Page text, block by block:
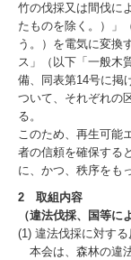
竹の伐採又は間伐に
たものを除く。）」
う。）を電気に変換
ス」（以下「一般木
備、同表第14号に掲
ついて、それぞれの
る。
このため、再生可能
者の信頼を確保する
に、かつ、秩序をも
2 取組内容
（違法伐採、国等に
(1) 違法伐採に対する
本会は、森林の違